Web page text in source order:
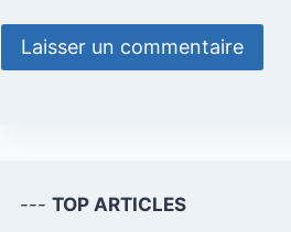
--- TOP ARTICLES